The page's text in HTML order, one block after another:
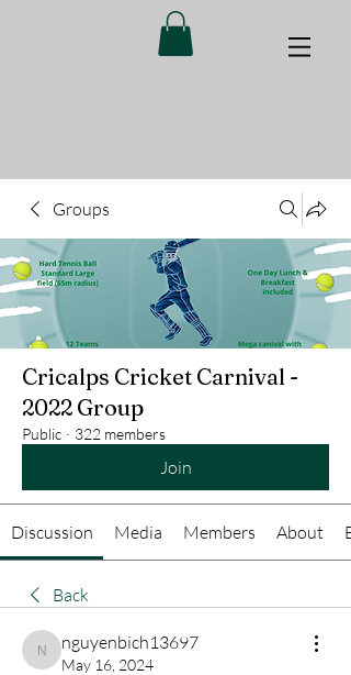
Groups
Cricalps Cricket Carnival -
2022 Group
Public · 322 members
Join
Discussion Media Members About
Back
nguyenbich13697
nguyenbich13697
May 16, 2024